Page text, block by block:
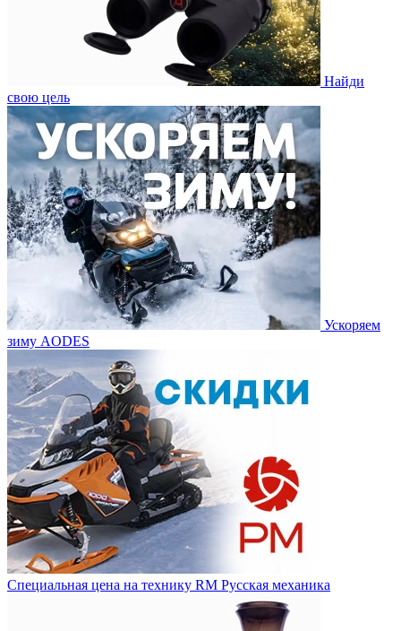
Найди
свою цель
Ускоряем
зиму AODES
Специальная цена на технику RM Русская механика